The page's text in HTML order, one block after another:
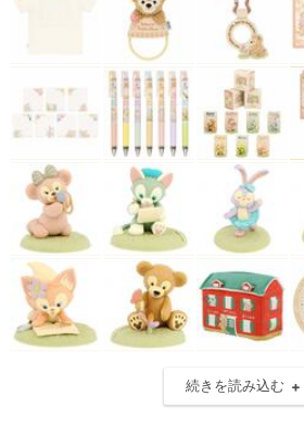
続きを読み込む